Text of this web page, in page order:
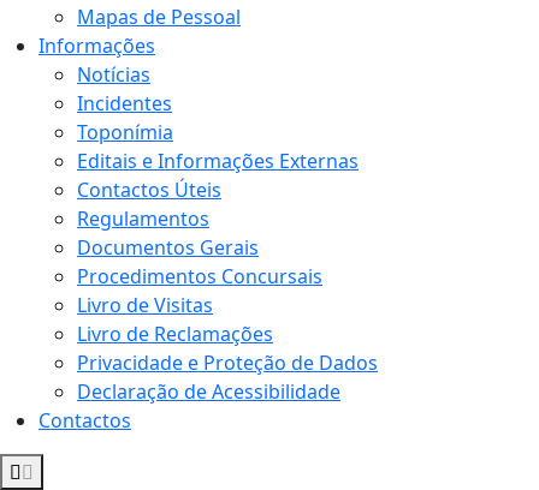
Mapas de Pessoal
Informações
Notícias
Incidentes
Toponímia
Editais e Informações Externas
Contactos Úteis
Regulamentos
Documentos Gerais
Procedimentos Concursais
Livro de Visitas
Livro de Reclamações
Privacidade e Proteção de Dados
Declaração de Acessibilidade
Contactos